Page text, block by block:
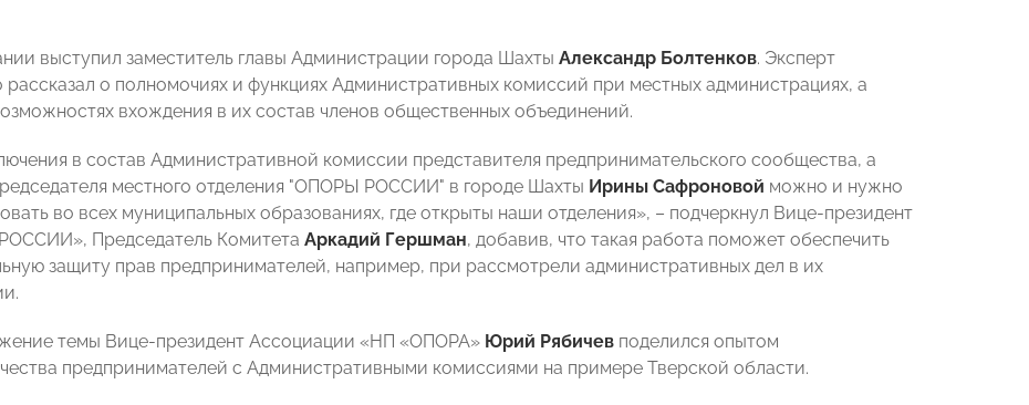
выступил заместитель главы Администрации города Шахты Александр Болтенков. Эксперт
рассказал о полномочиях и функциях Административных комиссий при местных администрациях, а
вхождения в их состав членов общественных объединений.
в состав Административной комиссии представителя предпринимательского сообщества, а
местного отделения "ОПОРЫ РОССИИ" в городе Шахты Ирины Сафроновой можно и нужно
во всех муниципальных образованиях, где открыты наши отделения», – подчеркнул Вице-президент
Председатель Комитета Аркадий Гершман, добавив, что такая работа поможет обеспечить
защиту прав предпринимателей, например, при рассмотрели административных дел в их
темы Вице-президент Ассоциации «НП «ОПОРА» Юрий Рябичев поделился опытом
предпринимателей с Административными комиссиями на примере Тверской области.